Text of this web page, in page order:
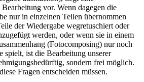
vor. Wenn dagegen die
nur in einzelnen Teilen übernommen
der Wiedergabe wegretuschiert oder
werden, oder wenn sie in einem
(Fotocomposing) nur noch
spielt, ist die Bearbeitung unserer
sondern frei möglich.
Fragen entscheiden müssen.